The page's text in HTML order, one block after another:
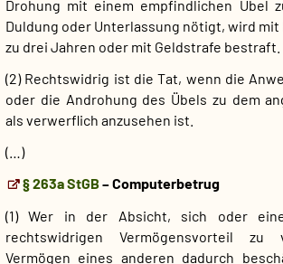
Drohung mit einem empfindlichen Übel
Duldung oder Unterlassung nötigt, wird
zu drei Jahren oder mit Geldstrafe bestraft.
(2) Rechtswidrig ist die Tat, wenn die
oder die Androhung des Übels zu dem
als verwerflich anzusehen ist.
(…)
§ 263a StGB– Computerbetrug
(1) Wer in der Absicht, sich oder
rechtswidrigen Vermögensvorteil zu
Vermögen eines anderen dadurch